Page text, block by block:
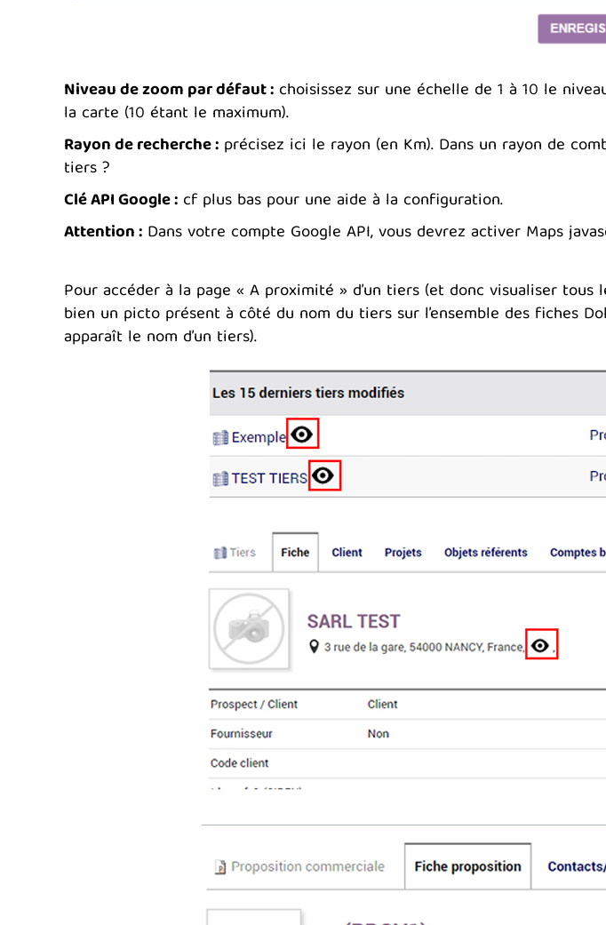
Niveau de zoom par défaut : choisissez sur une échelle de 1 à 10 le
la carte (10 étant le maximum).
Rayon de recherche : précisez ici le rayon (en Km). Dans un rayon de
tiers ?
Clé API Google : cf plus bas pour une aide à la configuration.
Attention : Dans votre compte Google API, vous devrez activer Maps
Pour accéder à la page « A proximité » d’un tiers (et donc visualiser
bien un picto présent à côté du nom du tiers sur l’ensemble des fiches
apparaît le nom d’un tiers).